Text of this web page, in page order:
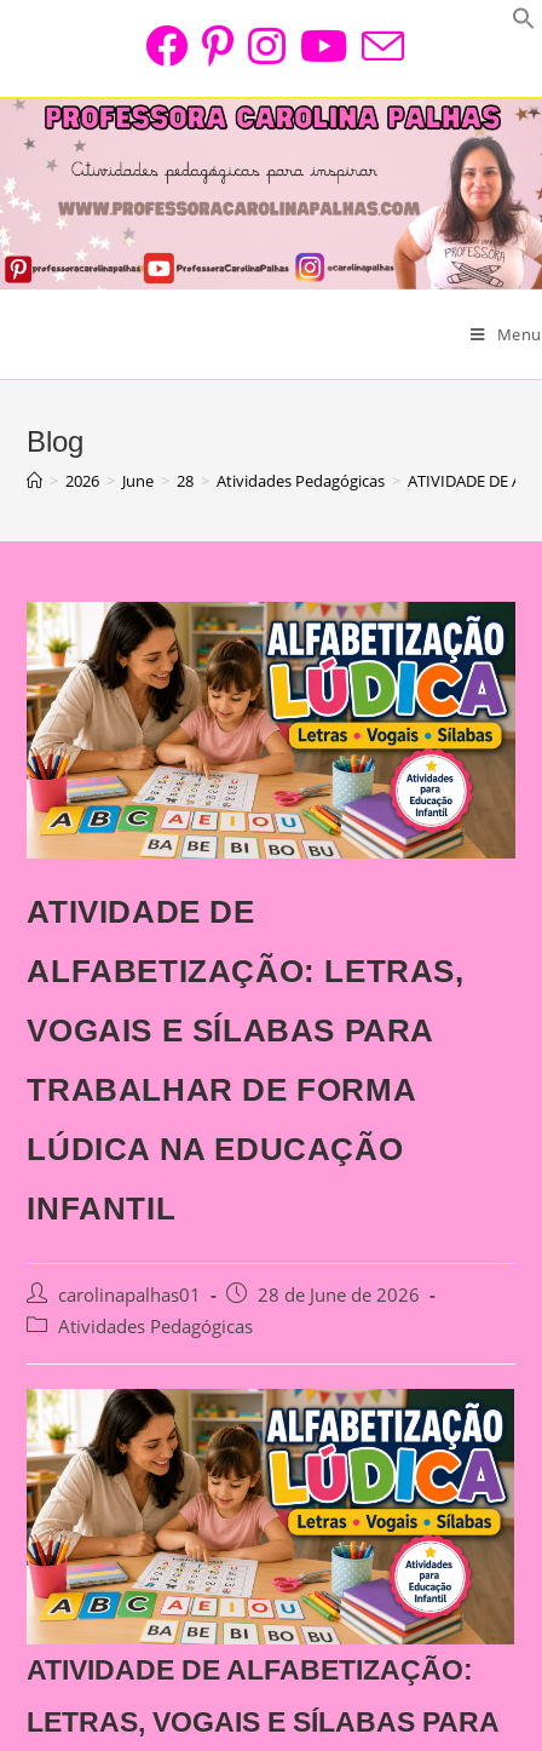
Menu
Blog
> 2026 > June > 28 > Atividades Pedagógicas > ATIVIDADE DE
ATIVIDADE DE
ALFABETIZAÇÃO: LETRAS,
VOGAIS E SÍLABAS PARA
TRABALHAR DE FORMA
LÚDICA NA EDUCAÇÃO
INFANTIL
Post
author:
carolinapalhas01
Post
published:
28 de June de 2026
PostAtividades Pedagógicas
ATIVIDADE DE ALFABETIZAÇÃO:
LETRAS, VOGAIS E SÍLABAS PARA